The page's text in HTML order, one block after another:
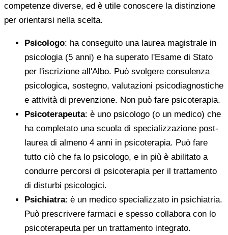
competenze diverse, ed è utile conoscere la distinzione
per orientarsi nella scelta.
Psicologo: ha conseguito una laurea magistrale in
psicologia (5 anni) e ha superato l'Esame di Stato
per l'iscrizione all'Albo. Può svolgere consulenza
psicologica, sostegno, valutazioni psicodiagnostiche
e attività di prevenzione. Non può fare psicoterapia.
Psicoterapeuta: è uno psicologo (o un medico) che
ha completato una scuola di specializzazione post-
laurea di almeno 4 anni in psicoterapia. Può fare
tutto ciò che fa lo psicologo, e in più è abilitato a
condurre percorsi di psicoterapia per il trattamento
di disturbi psicologici.
Psichiatra: è un medico specializzato in psichiatria.
Può prescrivere farmaci e spesso collabora con lo
psicoterapeuta per un trattamento integrato.